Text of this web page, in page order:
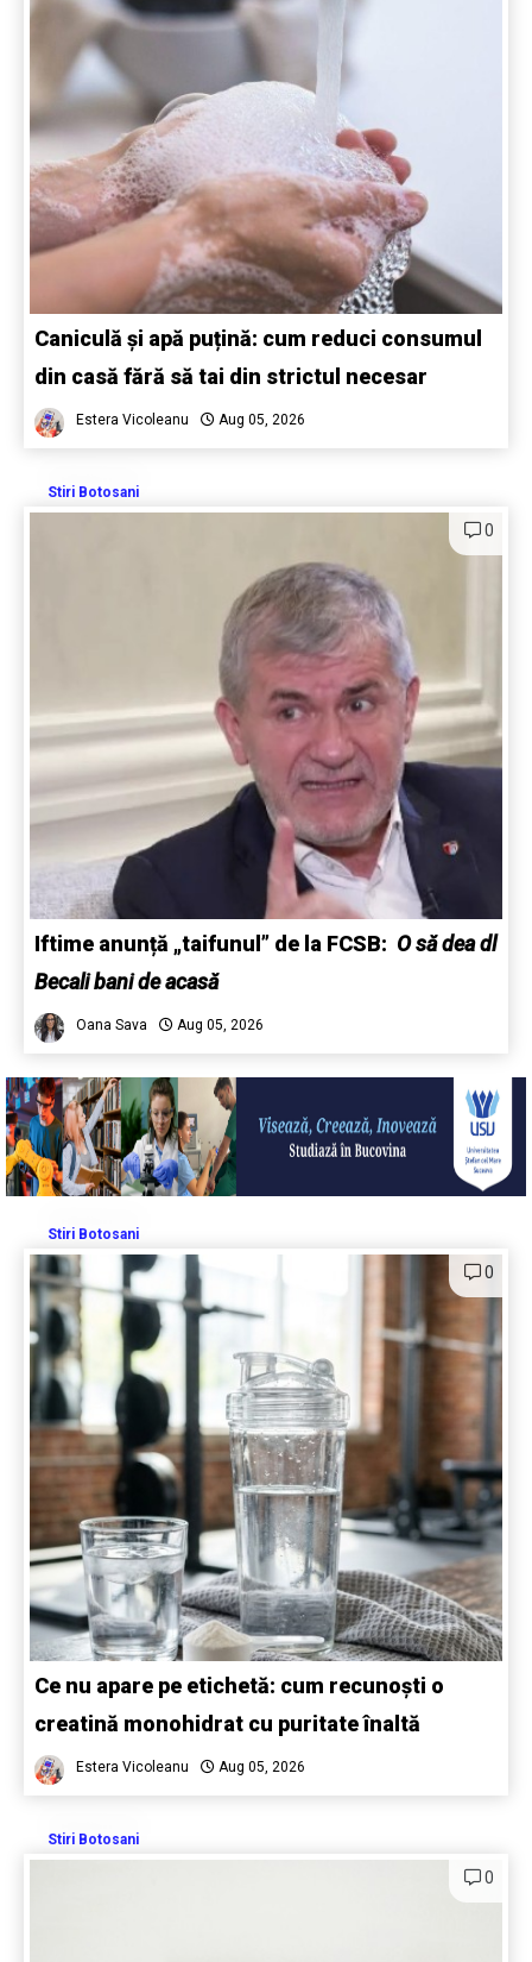
Caniculă și apă puțină: cum reduci consumul
din casă fără să tai din strictul necesar
Estera Vicoleanu Aug 05, 2026
Stiri Botosani
0
Iftime anunță „taifunul” de la FCSB: O să dea dl
Becali bani de acasă
Oana Sava Aug 05, 2026
Stiri Botosani
0
Ce nu apare pe etichetă: cum recunoști o
creatină monohidrat cu puritate înaltă
Estera Vicoleanu Aug 05, 2026
Stiri Botosani
0